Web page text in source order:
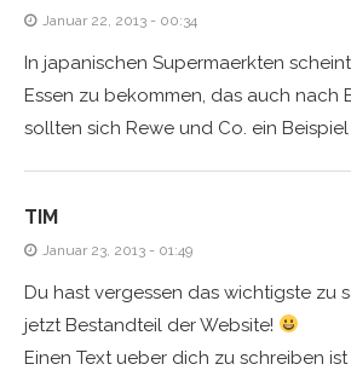
Januar 22, 2013 - 00:34
In japanischen Supermaerkten
Essen zu bekommen, das auch nach
sollten sich Rewe und Co. ein
TIM
Januar 23, 2013 - 01:49
Du hast vergessen das wichtigste zu
jetzt Bestandteil der Website!
Einen Text ueber dich zu schreiben